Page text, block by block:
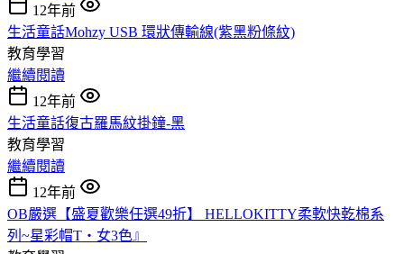
12年前
生活童話Mohzy USB 環狀傳輸線(紫黑粉條紋)
教育學習
繼續閱讀
12年前
生活童話復古羅馬紋掛鐘-黑
教育學習
繼續閱讀
12年前
OB嚴選【盛夏歡樂任選49折】 HELLOKITTY柔軟快乾棉系
列~星彩帽T‧女3色』